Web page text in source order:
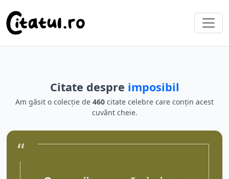
Citate despre imposibil
Am găsit o colecție de 460 citate celebre care conțin acest
cuvânt cheie.